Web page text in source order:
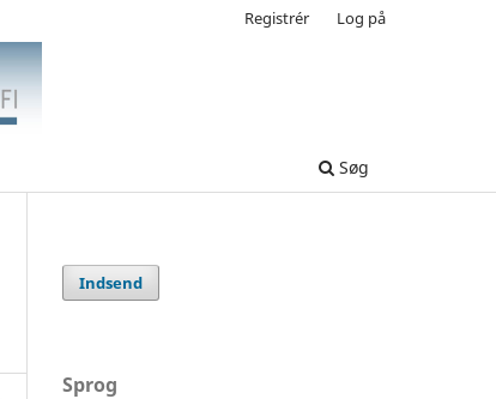
Søg
Registrér Log på
Indsend
Sprog